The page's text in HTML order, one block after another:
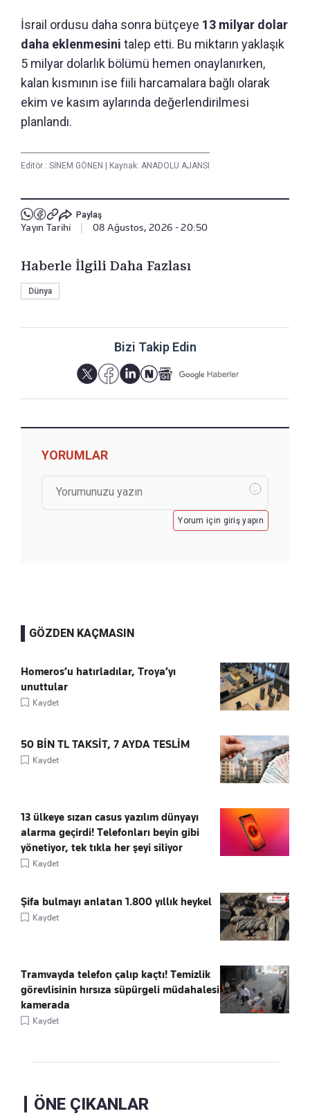
İsrail ordusu daha sonra bütçeye 13 milyar dolar
daha eklenmesini talep etti. Bu miktarın yaklaşık
5 milyar dolarlık bölümü hemen onaylanırken,
kalan kısmının ise fiili harcamalara bağlı olarak
ekim ve kasım aylarında değerlendirilmesi
planlandı.
Editör : SİNEM GÖNEN Kaynak: ANADOLU AJANSI
Paylaş
Yayın Tarihi 08 Ağustos, 2026 - 20:50
Haberle İlgili Daha Fazlası
Dünya
Bizi Takip Edin
YORUMLAR
Yorum için giriş yapın
GÖZDEN KAÇMASIN
Homeros’u hatırladılar, Troya’yı
unuttular
Kaydet
50 BİN TL TAKSİT, 7 AYDA TESLİM
Kaydet
13 ülkeye sızan casus yazılım dünyayı
alarma geçirdi! Telefonları beyin gibi
yönetiyor, tek tıkla her şeyi siliyor
Kaydet
Şifa bulmayı anlatan 1.800 yıllık heykel
Kaydet
Tramvayda telefon çalıp kaçtı! Temizlik
görevlisinin hırsıza süpürgeli müdahalesi
kamerada
Kaydet
ÖNE ÇIKANLAR